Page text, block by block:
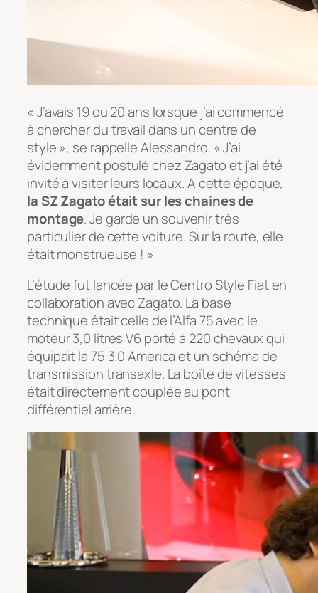
« J’avais 19 ou 20 ans lorsque j’ai commencé
à chercher du travail dans un centre de
style », se rappelle Alessandro. « J’ai
évidemment postulé chez Zagato et j’ai été
invité à visiter leurs locaux. A cette époque,
la SZ Zagato était sur les chaines de
montage. Je garde un souvenir très
particulier de cette voiture. Sur la route, elle
était monstrueuse ! »
L’étude fut lancée par le Centro Style Fiat en
collaboration avec Zagato. La base
technique était celle de l’Alfa 75 avec le
moteur 3,0 litres V6 porté à 220 chevaux qui
équipait la 75 3.0 America et un schéma de
transmission transaxle. La boîte de vitesses
était directement couplée au pont
différentiel arrière.